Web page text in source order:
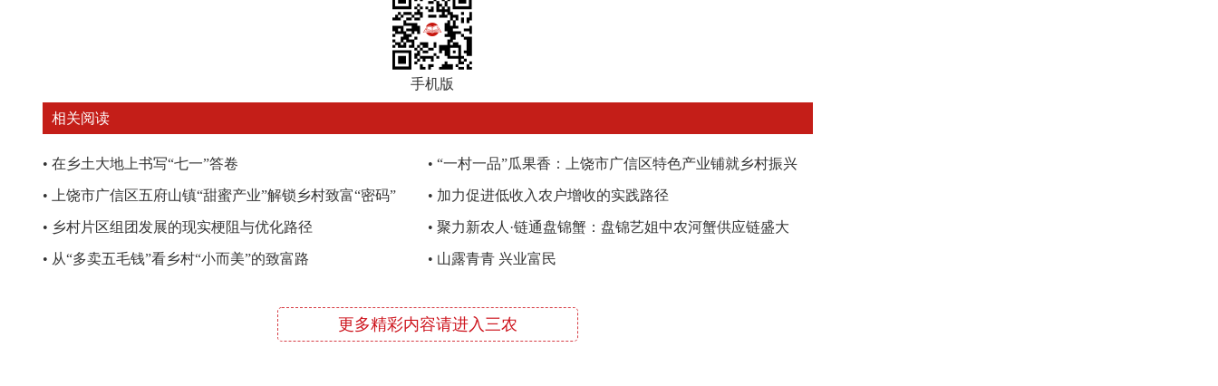
手机版
相关阅读
• 在乡土大地上书写“七一”答卷 • “一村一品”瓜果香：上饶市广信区特色产业铺就乡村振兴
路
• 上饶市广信区五府山镇“甜蜜产业”解锁乡村致富“密码” • 加力促进低收入农户增收的实践路径
• 乡村片区组团发展的现实梗阻与优化路径 • 聚力新农人·链通盘锦蟹：盘锦艺姐中农河蟹供应链盛大
启幕，绘就乡村振兴新图景
• 从“多卖五毛钱”看乡村“小而美”的致富路 • 山露青青 兴业富民
更多精彩内容请进入三农